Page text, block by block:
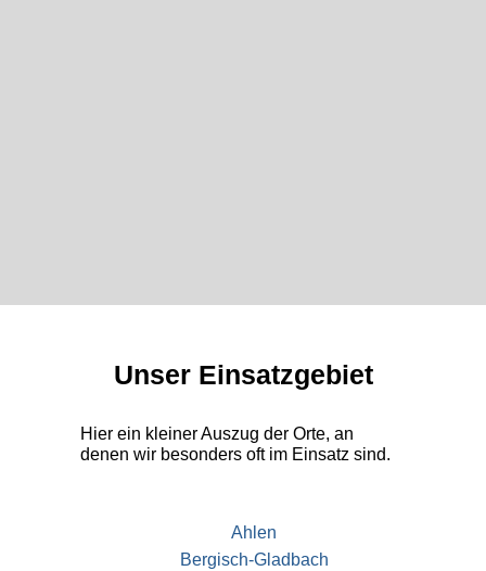
Unser Einsatzgebiet
Hier ein kleiner Auszug der Orte, an
denen wir besonders oft im Einsatz sind.
Ahlen
Bergisch-Gladbach